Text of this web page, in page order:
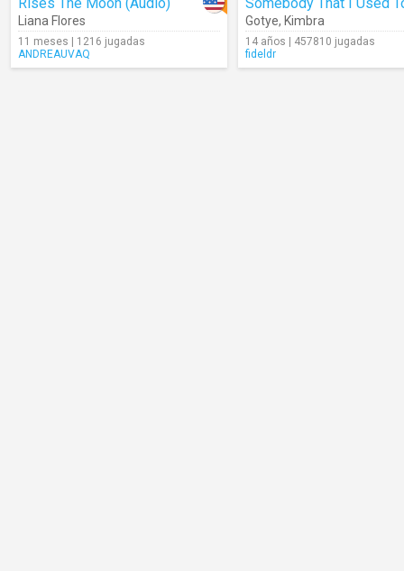
Liana Flores
11 meses | 1216 jugadas
ANDREAUVAQ
Gotye, Kimbra
14 años | 457810 jugadas
fideldr